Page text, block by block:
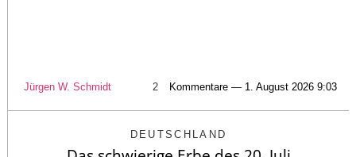
Jürgen W. Schmidt 2 Kommentare — 1. August 2026 9:03
DEUTSCHLAND